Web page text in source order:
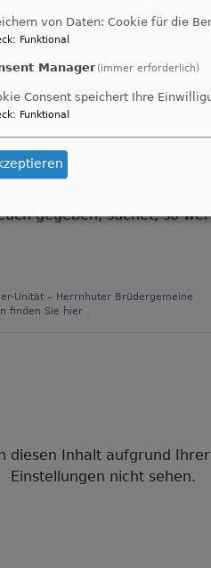
der mir hilft; täglich harre
gegeben; suchet, so
Unität – Herrnhuter Brüdergemeine
finden Sie hier .
diesen Inhalt aufgrund
Einstellungen nicht sehen.
von Daten: Cookie für die
: Funktional
Manager (immer erforderlich)
Consent speichert Ihre
: Funktional